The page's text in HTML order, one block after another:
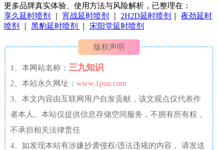
更多品牌真实体验、使用方法与风险解析，已整理在：
享久延时喷剂
宵战延时喷剂 2H2D延时喷剂
夜劲延时
喷剂
黑豹延时喷剂 宋阳堂延时喷剂
版权声明
1、本网站名称： 三九知识
2、本站永久网址： www.1puu.com
3、本文内容由互联网用户自发贡献，该文观点仅代表作
者本人。本站仅提供信息存储空间服务，不拥有所有权，
不承担相关法律责任
4、如发现本站有涉嫌抄袭侵权/违法违规的内容， 请发送